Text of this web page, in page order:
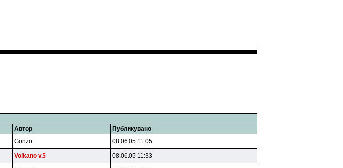
Автор Публикувано
Gonzo 08.06.05 11:05
Volkano v.5 08.06.05 11:33